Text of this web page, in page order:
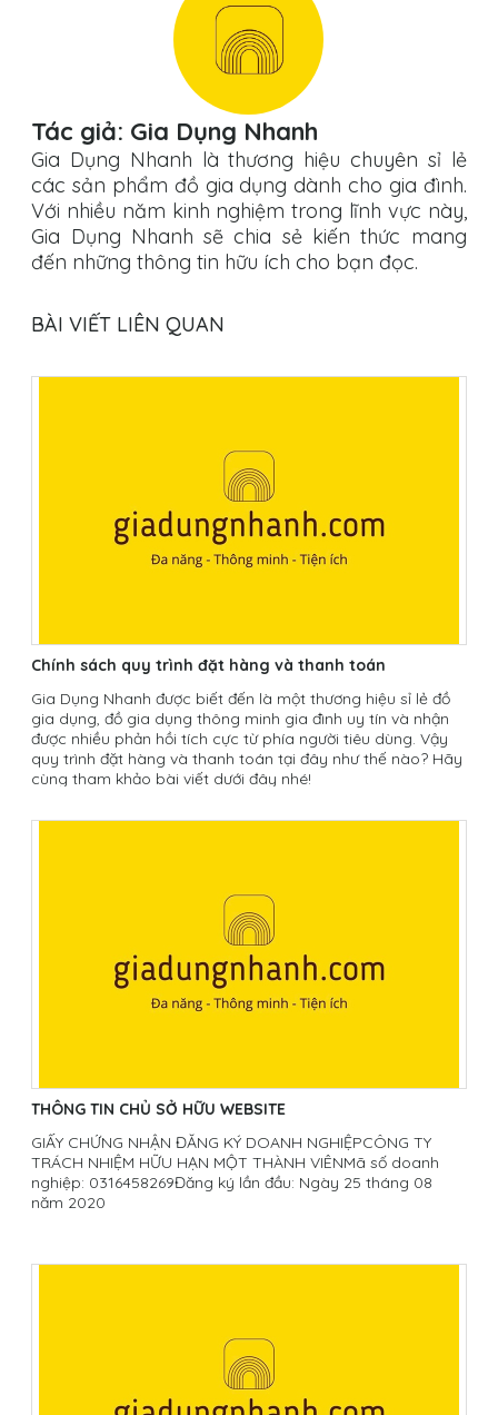
Tác giả: Gia Dụng Nhanh
Gia Dụng Nhanh là thương hiệu chuyên sỉ lẻ
các sản phẩm đồ gia dụng dành cho gia đình.
Với nhiều năm kinh nghiệm trong lĩnh vực này,
Gia Dụng Nhanh sẽ chia sẻ kiến thức mang
đến những thông tin hữu ích cho bạn đọc.
BÀI VIẾT LIÊN QUAN
Chính sách quy trình đặt hàng và thanh toán
Gia Dụng Nhanh được biết đến là một thương hiệu sỉ lẻ đồ
gia dụng, đồ gia dụng thông minh gia đình uy tín và nhận
được nhiều phản hồi tích cực từ phía người tiêu dùng. Vậy
quy trình đặt hàng và thanh toán tại đây như thế nào? Hãy
cùng tham khảo bài viết dưới đây nhé!
THÔNG TIN CHỦ SỞ HỮU WEBSITE
GIẤY CHỨNG NHẬN ĐĂNG KÝ DOANH NGHIỆPCÔNG TY
TRÁCH NHIỆM HỮU HẠN MỘT THÀNH VIÊNMã số doanh
nghiệp: 0316458269Đăng ký lần đầu: Ngày 25 tháng 08
năm 2020